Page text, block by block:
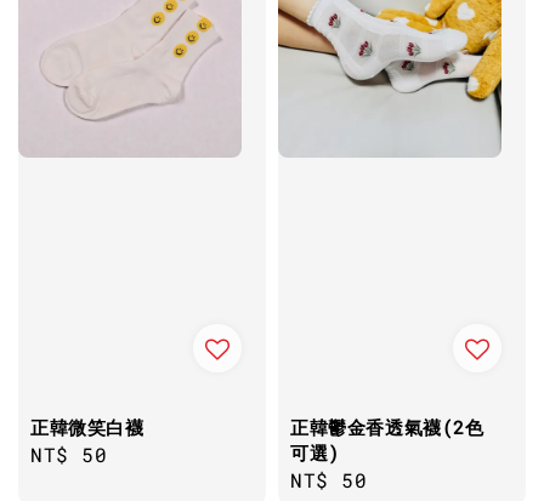
正韓微笑白襪
Regular
NT$ 50
正韓鬱金香透氣襪(2色
可選)
Regular
NT$ 50